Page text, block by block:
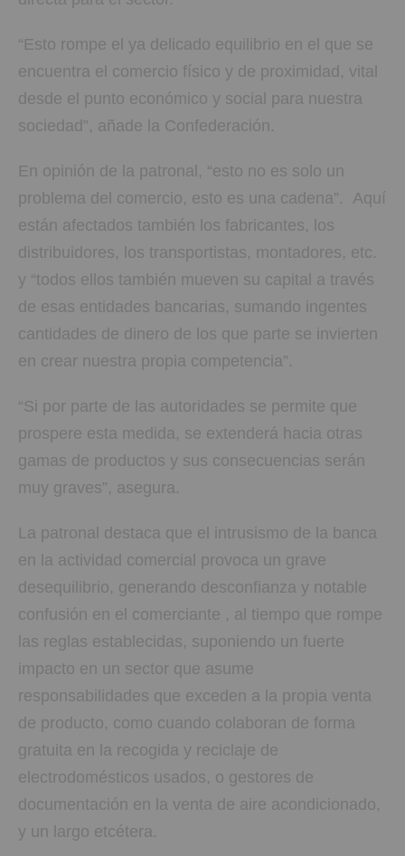
“Esto rompe el ya delicado equilibrio en el que se
encuentra el comercio físico y de proximidad, vital
desde el punto económico y social para nuestra
sociedad”, añade la Confederación.
En opinión de la patronal, “esto no es solo un
problema del comercio, esto es una cadena”. Aquí
están afectados también los fabricantes, los
distribuidores, los transportistas, montadores, etc.
y “todos ellos también mueven su capital a través
de esas entidades bancarias, sumando ingentes
cantidades de dinero de los que parte se invierten
en crear nuestra propia competencia”.
“Si por parte de las autoridades se permite que
prospere esta medida, se extenderá hacia otras
gamas de productos y sus consecuencias serán
muy graves”, asegura.
La patronal destaca que el intrusismo de la banca
en la actividad comercial provoca un grave
desequilibrio, generando desconfianza y notable
confusión en el comerciante , al tiempo que rompe
las reglas establecidas, suponiendo un fuerte
impacto en un sector que asume
responsabilidades que exceden a la propia venta
de producto, como cuando colaboran de forma
gratuita en la recogida y reciclaje de
electrodomésticos usados, o gestores de
documentación en la venta de aire acondicionado,
y un largo etcétera.